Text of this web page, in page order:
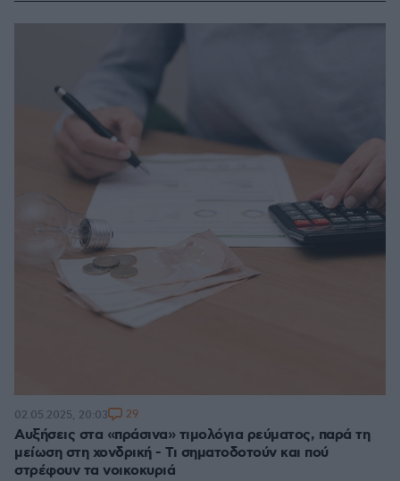
Αυξήσεις στα «πράσινα» τιμολόγια ρεύματος, παρά τη
μείωση στη χονδρική - Τι σηματοδοτούν και πού
στρέφουν τα νοικοκυριά
02.05.2025, 20:03 29